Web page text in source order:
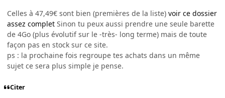
Celles à 47,49€ sont bien (premières de la liste) voir ce dossier
assez complet Sinon tu peux aussi prendre une seule barette
de 4Go (plus évolutif sur le -très- long terme) mais de toute
façon pas en stock sur ce site.
ps : la prochaine fois regroupe tes achats dans un même
sujet ce sera plus simple je pense.
Citer